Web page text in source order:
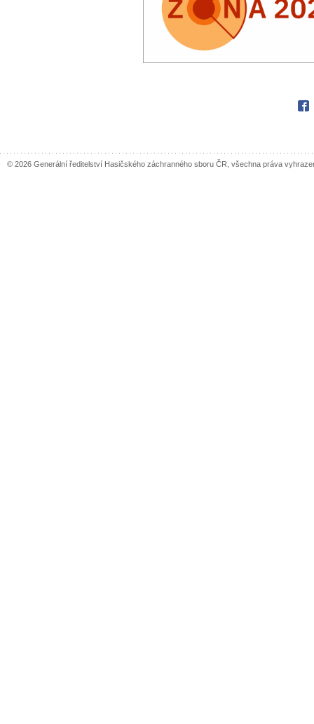
© 2026 Generální ředitelství Hasičského záchranného sboru ČR, všechna práva